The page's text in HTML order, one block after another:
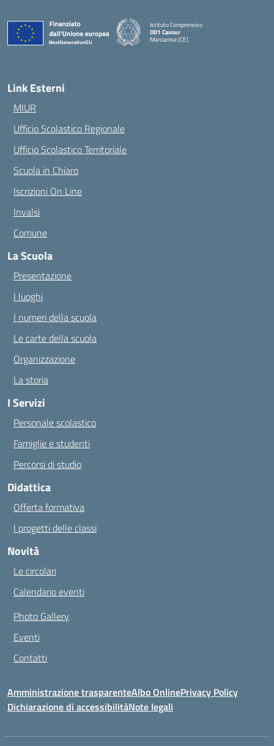
Istituto Comprensivo
DD1 Cavour
Marcianise (CE)
Link Esterni
MIUR
Ufficio Scolastico Regionale
Ufficio Scolastico Territoriale
Scuola in Chiaro
Iscrizioni On Line
Invalsi
Comune
La Scuola
Presentazione
I luoghi
I numeri della scuola
Le carte della scuola
Organizzazione
La storia
I Servizi
Personale scolastico
Famiglie e studenti
Percorsi di studio
Didattica
Offerta formativa
I progetti delle classi
Novità
Le circolari
Calendario eventi
Photo Gallery
Eventi
Contatti
Amministrazione trasparenteAlbo OnlinePrivacy Policy
Dichiarazione di accessibilitàNote legali